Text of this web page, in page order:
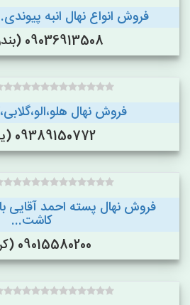
فروش انواع نهال انبه
09036913508 (بندر عباس)
فروش نهال
09389150772 (یاسوج)
فروش نهال پسته احمد آقایی
کاشت...
09015580200 (کرمان )